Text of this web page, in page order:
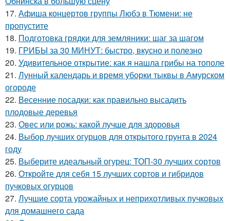
17. Афиша концертов группы Любэ в Тюмени: не
пропустите
18. Подготовка грядки для земляники: шаг за шагом
19. ГРИБЫ за 30 МИНУТ: быстро, вкусно и полезно
20. Удивительное открытие: как я нашла грибы на тополе
21. Лунный календарь и время уборки тыквы в Амурском
огороде
22. Весенние посадки: как правильно высадить
плодовые деревья
23. Овес или рожь: какой лучше для здоровья
24. Выбор лучших огурцов для открытого грунта в 2024
году
25. Выберите идеальный огурец: ТОП-30 лучших сортов
26. Откройте для себя 15 лучших сортов и гибридов
пучковых огурцов
27. Лучшие сорта урожайных и неприхотливых пучковых
для домашнего сада